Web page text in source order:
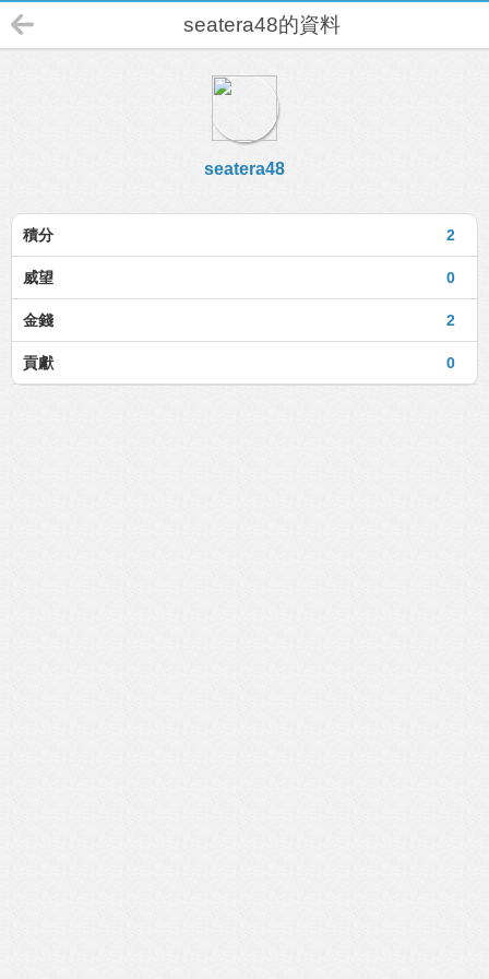
seatera48的資料
seatera48
2
積分
0
威望
2
金錢
0
貢獻